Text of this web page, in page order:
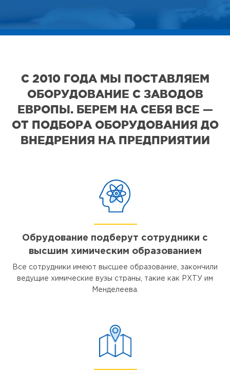
С 2010 ГОДА МЫ ПОСТАВЛЯЕМ
ОБОРУДОВАНИЕ С ЗАВОДОВ
ЕВРОПЫ. БЕРЕМ НА СЕБЯ ВСЕ —
ОТ ПОДБОРА ОБОРУДОВАНИЯ ДО
ВНЕДРЕНИЯ НА ПРЕДПРИЯТИИ
Обрудование подберут сотрудники с
высшим химическим образованием
Все сотрудники имеют высшее образование, закончили
ведущие химические вузы страны, такие как РХТУ им
Менделеева.